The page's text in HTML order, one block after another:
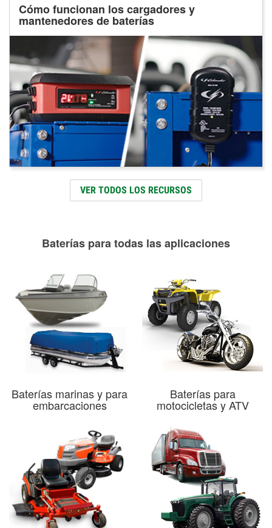
Cómo funcionan los cargadores y
mantenedores de baterías
VER TODOS LOS RECURSOS
Baterías para todas las aplicaciones
Baterías marinas y para
embarcaciones
Baterías para
motocicletas y ATV